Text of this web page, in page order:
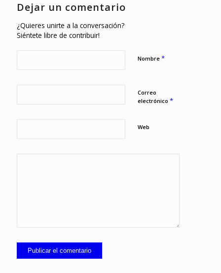
Dejar un comentario
¿Quieres unirte a la conversación?
Siéntete libre de contribuir!
Nombre *
Correo
electrónico *
Web